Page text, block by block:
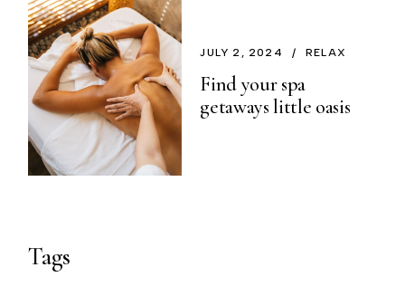
JULY 2, 2024 RELAX
Find your spa
getaways little oasis
Tags